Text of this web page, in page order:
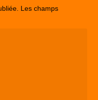
Les champs